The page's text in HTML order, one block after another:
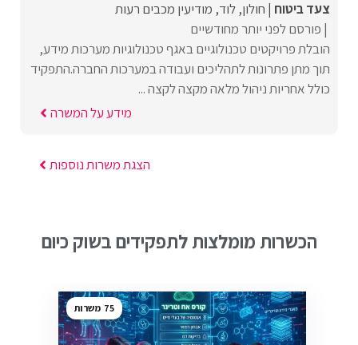
צעד ביטוח חולון לוד מודיעין מכבים רעות
פורסם לפני יותר מחודשיים
הובלת פרויקטים טכנולוגיים באגף טכנולוגיות מערכות מידע,
תוך מתן פתרונות לתהליכים ועבודה במערכות החברה.התפקיד
כולל אחריות ניהול מלאה מקצה לקצה ...
מידע על המשרה
הצגת משרות נוספות
הכשרות מומלצות לתפקידים בשוק כיום
75